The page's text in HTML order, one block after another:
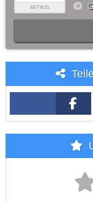
ARTIKEL